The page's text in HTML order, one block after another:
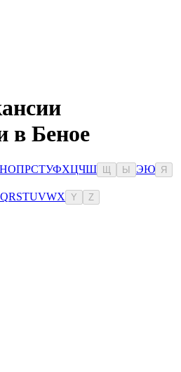
в Беное
НОПРСТУФХЦЧШ Ы ЭЮ Я
QRSTUVWX Y Z